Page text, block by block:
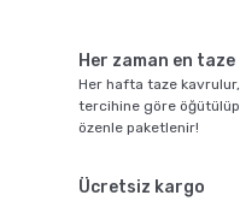
Her zaman en taze
Her hafta taze kavrulur,
tercihine göre öğütülüp
özenle paketlenir!
Ücretsiz kargo